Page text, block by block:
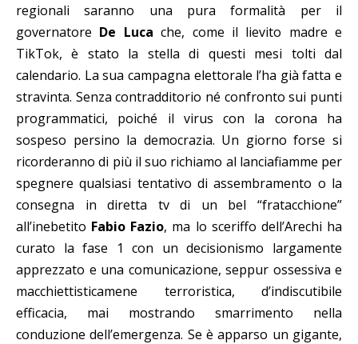
regionali saranno una pura formalità per il
governatore De Luca che, come il lievito madre e
TikTok, è stato la stella di questi mesi tolti dal
calendario. La sua campagna elettorale l’ha già fatta e
stravinta. Senza contradditorio né confronto sui punti
programmatici, poiché il virus con la corona ha
sospeso persino la democrazia. Un giorno forse si
ricorderanno di più il suo richiamo al lanciafiamme per
spegnere qualsiasi tentativo di assembramento o la
consegna in diretta tv di un bel “fratacchione”
all’inebetito Fabio Fazio, ma lo sceriffo dell’Arechi ha
curato la fase 1 con un decisionismo largamente
apprezzato e una comunicazione, seppur ossessiva e
macchiettisticamene terroristica, d’indiscutibile
efficacia, mai mostrando smarrimento nella
conduzione dell’emergenza. Se è apparso un gigante,